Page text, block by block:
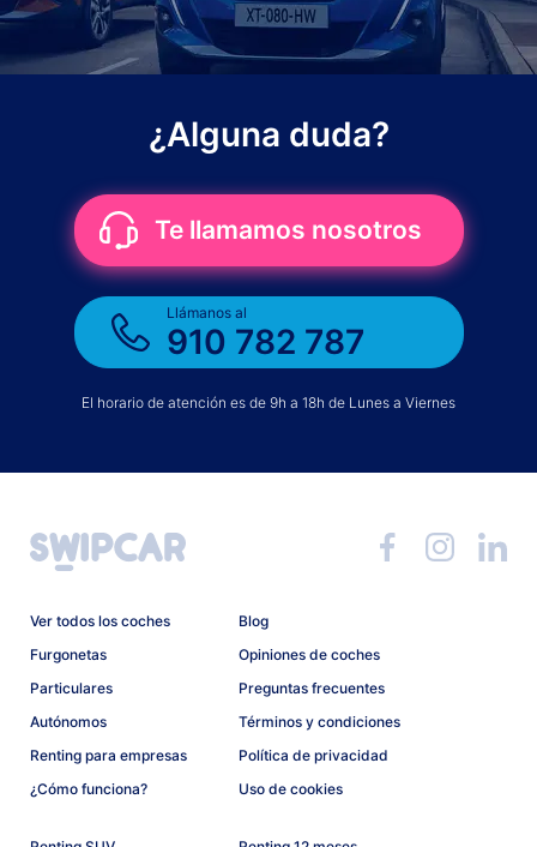
¿Alguna duda?
Te llamamos nosotros
Llámanos al
910 782 787
El horario de atención es de 9h a 18h de Lunes a Viernes
Ver todos los coches
Furgonetas
Particulares
Autónomos
Renting para empresas
¿Cómo funciona?
Blog
Opiniones de coches
Preguntas frecuentes
Términos y condiciones
Política de privacidad
Uso de cookies